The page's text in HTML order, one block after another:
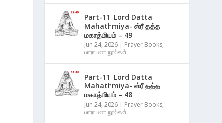
Part-11: Lord Datta
Mahathmiya- ஸ்ரீ தத்த
மகாத்மியம் – 49
Jun 24, 2026 | Prayer Books,
பாராயண நூல்கள்
Part-11: Lord Datta
Mahathmiya- ஸ்ரீ தத்த
மகாத்மியம் – 48
Jun 24, 2026 | Prayer Books,
பாராயண நூல்கள்